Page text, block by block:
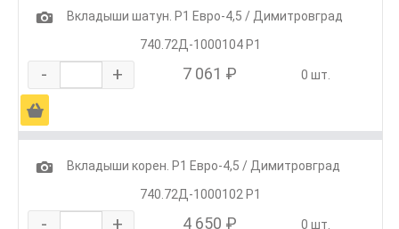
1
Вкладыши шатун. Р1 Евро-4,5 / Димитровград
740.72Д-1000104 Р1
- + 7 061 ₽ 0 шт.
Ä
1
Вкладыши корен. Р1 Евро-4,5 / Димитровград
740.72Д-1000102 Р1
- + 4 650 ₽ 0 шт.